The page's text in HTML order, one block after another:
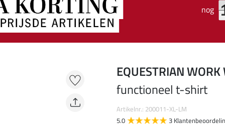
nog
EQUESTRIAN WORK
functioneel t-shirt
Artikelnr.: 200011-XL-LM
5.0
3